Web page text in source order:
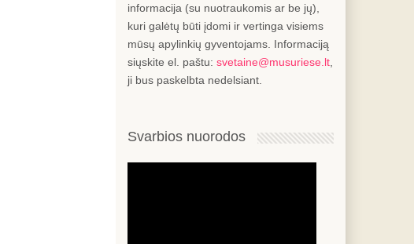
informacija (su nuotraukomis ar be jų),
kuri galėtų būti įdomi ir vertinga visiems
mūsų apylinkių gyventojams. Informaciją
siųskite el. paštu: svetaine@musuriese.lt,
ji bus paskelbta nedelsiant.
Svarbios nuorodos